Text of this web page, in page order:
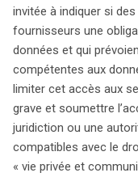
invitée à indiquer si
fournisseurs une
données et qui
compétentes aux
limiter cet accès aux
grave et soumettre
juridiction ou une
compatibles avec le
« vie privée et